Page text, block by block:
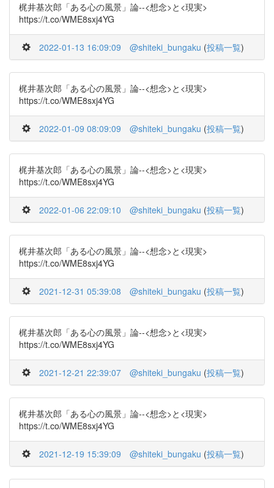
梶井基次郎「ある心の風景」論--<想念>と<現実>
https://t.co/WME8sxj4YG
2022-01-13 16:09:09 @shiteki_bungaku (投稿一覧)
梶井基次郎「ある心の風景」論--<想念>と<現実>
https://t.co/WME8sxj4YG
2022-01-09 08:09:09 @shiteki_bungaku (投稿一覧)
梶井基次郎「ある心の風景」論--<想念>と<現実>
https://t.co/WME8sxj4YG
2022-01-06 22:09:10 @shiteki_bungaku (投稿一覧)
梶井基次郎「ある心の風景」論--<想念>と<現実>
https://t.co/WME8sxj4YG
2021-12-31 05:39:08 @shiteki_bungaku (投稿一覧)
梶井基次郎「ある心の風景」論--<想念>と<現実>
https://t.co/WME8sxj4YG
2021-12-21 22:39:07 @shiteki_bungaku (投稿一覧)
梶井基次郎「ある心の風景」論--<想念>と<現実>
https://t.co/WME8sxj4YG
2021-12-19 15:39:09 @shiteki_bungaku (投稿一覧)